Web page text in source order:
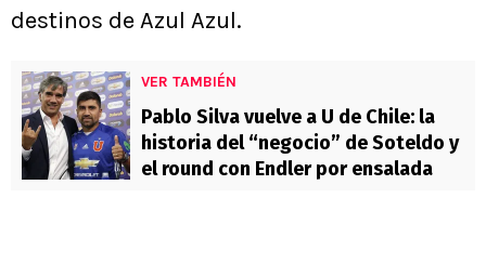
destinos de Azul Azul.
VER TAMBIÉN
Pablo Silva vuelve a U de Chile: la
historia del “negocio” de Soteldo y
el round con Endler por ensalada